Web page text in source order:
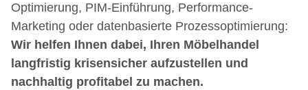
Optimierung, PIM-Einführung, Performance-
Marketing oder datenbasierte Prozessoptimierung:
Wir helfen Ihnen dabei, Ihren Möbelhandel
langfristig krisensicher aufzustellen und
nachhaltig profitabel zu machen.